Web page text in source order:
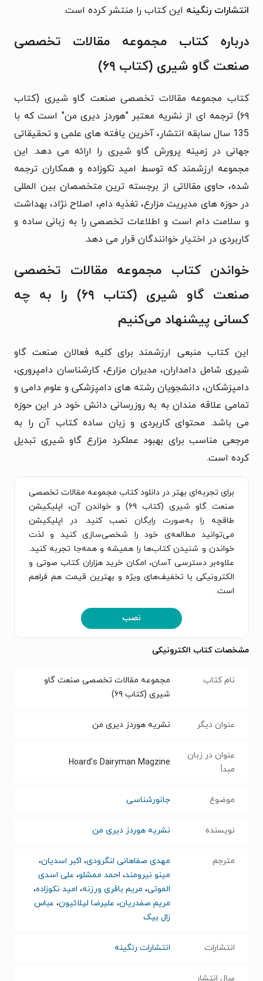
انتشارات رنگینه این کتاب را منتشر کرده است.
درباره کتاب مجموعه مقالات تخصصی
صنعت گاو شیری (کتاب ۶۹)
کتاب مجموعه مقالات تخصصی صنعت گاو شیری (کتاب
۶۹) ترجمه ای از نشریه معتبر "هوردز دیری من" است که با
135 سال سابقه انتشار، آخرین یافته های علمی و تحقیقاتی
جهانی در زمینه پرورش گاو شیری را ارائه می دهد. این
مجموعه ارزشمند که توسط امید نکوزاده و همکاران ترجمه
شده، حاوی مقالاتی از برجسته ترین متخصصان بین المللی
در حوزه های مدیریت مزارع، تغذیه دام، اصلاح نژاد، بهداشت
و سلامت دام است و اطلاعات تخصصی را به زبانی ساده و
کاربردی در اختیار خوانندگان قرار می دهد.
خواندن کتاب مجموعه مقالات تخصصی
صنعت گاو شیری (کتاب ۶۹) را به چه
کسانی پیشنهاد می‌کنیم
این کتاب منبعی ارزشمند برای کلیه فعالان صنعت گاو
شیری شامل دامداران، مدیران مزارع، کارشناسان دامپروری،
دامپزشکان، دانشجویان رشته های دامپزشکی و علوم دامی و
تمامی علاقه مندان به به روزرسانی دانش خود در این حوزه
می باشد. محتوای کاربردی و زبان ساده کتاب آن را به
مرجعی مناسب برای بهبود عملکرد مزارع گاو شیری تبدیل
کرده است.
برای تجربه‌ای بهتر در دانلود کتاب مجموعه مقالات تخصصی
صنعت گاو شیری (کتاب ۶۹) و خواندن آن، اپلیکیشن
طاقچه را به‌صورت رایگان نصب کنید. در اپلیکیشن
می‌توانید مطالعه‌ی خود را شخصی‌سازی کنید و لذت
خواندن و شنیدن کتاب‌ها را همیشه و همه‌جا تجربه کنید.
علاوه‌بر دسترسی آسان، امکان خرید هزاران کتاب صوتی و
الکترونیکی با تخفیف‌های ویژه و بهترین قیمت هم فراهم
است.
نصب
مشخصات کتاب الکترونیکی
نام کتاب
مجموعه مقالات تخصصی صنعت گاو
شیری (کتاب ۶۹)
عنوان دیگر نشریه هوردز دیری من
عنوان در زبان
مبدأ
Hoard's Dairyman Magzine
موضوع جانورشناسی
نویسنده نشریه هوردز دیری من
مترجم مهدی صفاهانی لنگرودی، اکبر اسدیان،
مینو نیرومند، احمد ممشلو، علی اسدی
الموتی، مریم باقری ورزنه، امید نکوزاده،
مریم صفدریان، علیرضا لیلائیون، عباس
زال بیک
انتشارات انتشارات رنگینه
سال انتشار